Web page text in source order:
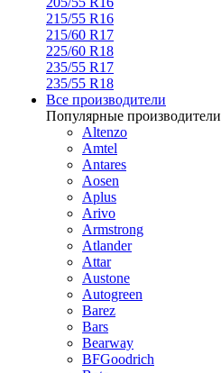
215/55 R16
215/60 R17
225/60 R18
235/55 R17
235/55 R18
Все производители
Популярные производители
Altenzo
Amtel
Antares
Aosen
Aplus
Arivo
Armstrong
Atlander
Attar
Austone
Autogreen
Barez
Bars
Bearway
BFGoodrich